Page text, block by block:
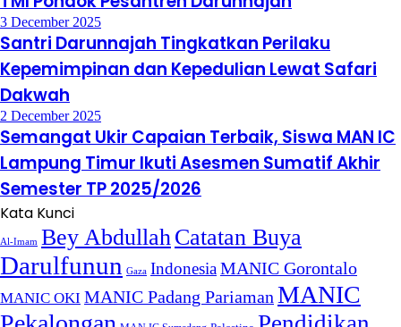
3 December 2025
Santri Darunnajah Tingkatkan Perilaku
Kepemimpinan dan Kepedulian Lewat Safari
Dakwah
2 December 2025
Semangat Ukir Capaian Terbaik, Siswa MAN IC
Lampung Timur Ikuti Asesmen Sumatif Akhir
Semester TP 2025/2026
Kata Kunci
Al-Imam Bey AbdullahCatatan Buya
Darulfunun Gaza IndonesiaMANIC Gorontalo
MANIC OKI MANIC Padang Pariaman MANIC